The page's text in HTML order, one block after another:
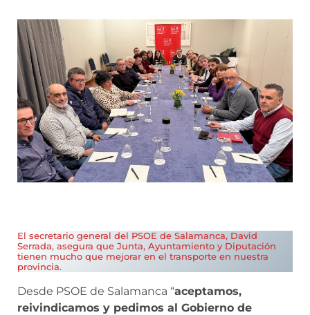
El secretario general del PSOE de Salamanca, David
Serrada, asegura que Junta, Ayuntamiento y Diputación
tienen mucho que mejorar en el transporte en nuestra
provincia.
Desde PSOE de Salamanca “aceptamos,
reivindicamos y pedimos al Gobierno de